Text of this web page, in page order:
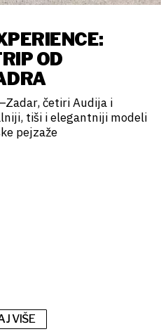
OD
četiri Audija i
tiši i elegantniji modeli
pejzaže
VIŠE